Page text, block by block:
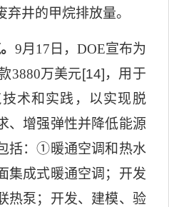
井的甲烷排放量。
9月 17 日， DOE宣布为
3880万美元[14] ，用于
术和实践，以实现脱
、增强弹性并降低能源
括：①暖通空调和热水
集成式暖通空调；开发
热泵；开发、建模、验